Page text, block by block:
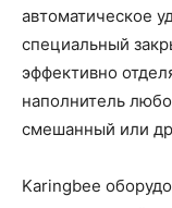
автоматическое
специальный
эффективно
наполнитель
смешанный или
Karingbee